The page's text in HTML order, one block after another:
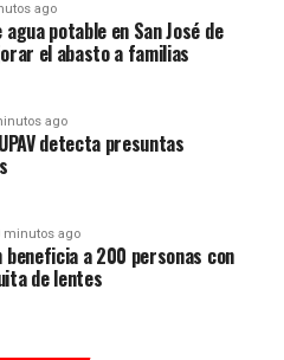
ago
potable en San José de
el abasto a familias
ago
detecta presuntas
minutos ago
beneficia a 200 personas con
de lentes